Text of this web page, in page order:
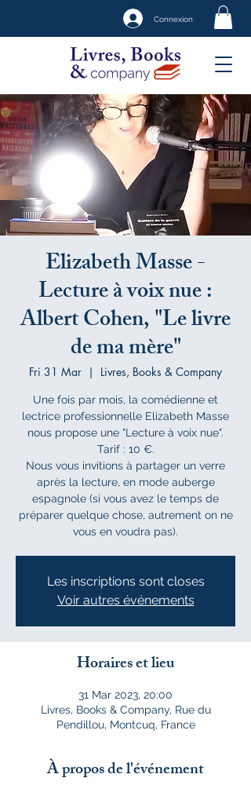
Connexion
Elizabeth Masse -
Lecture à voix nue :
Albert Cohen, "Le livre
de ma mère"
Fri 31 Mar
  |
Livres, Books & Company
Une fois par mois, la comédienne et
lectrice professionnelle Elizabeth Masse
nous propose une "Lecture à voix nue".
Tarif : 10 €.
Nous vous invitions à partager un verre
après la lecture, en mode auberge
espagnole (si vous avez le temps de
préparer quelque chose, autrement on ne
vous en voudra pas).
Les inscriptions sont closes
Voir autres événements
Horaires et lieu
31 Mar 2023, 20:00
Livres, Books & Company, Rue du
Pendillou, Montcuq, France
À propos de l'événement